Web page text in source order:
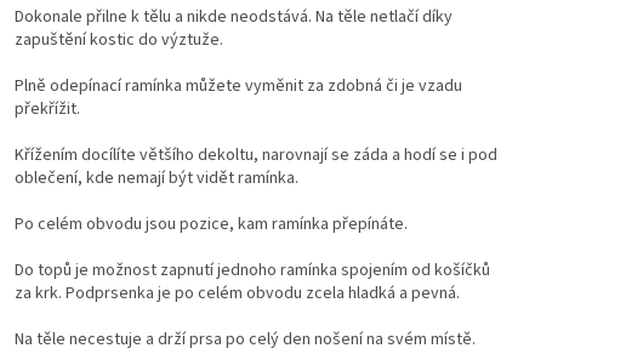
Dokonale přilne k tělu a nikde neodstává. Na těle netlačí díky
zapuštění kostic do výztuže.
Plně odepínací ramínka můžete vyměnit za zdobná či je vzadu
překřížit.
Křížením docílíte většího dekoltu, narovnají se záda a hodí se i pod
oblečení, kde nemají být vidět ramínka.
Po celém obvodu jsou pozice, kam ramínka přepínáte.
Do topů je možnost zapnutí jednoho ramínka spojením od košíčků
za krk. Podprsenka je po celém obvodu zcela hladká a pevná.
Na těle necestuje a drží prsa po celý den nošení na svém místě.